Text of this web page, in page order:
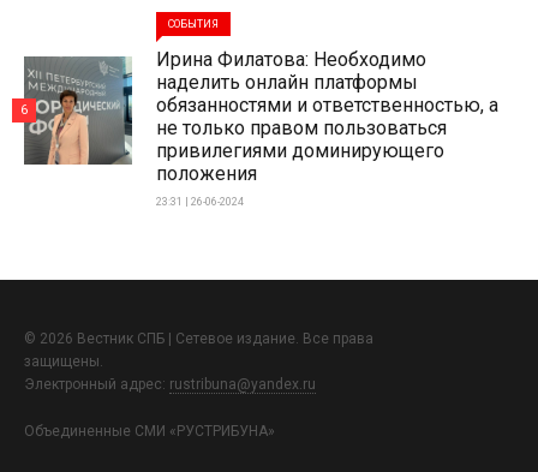
СОБЫТИЯ
Ирина Филатова: Необходимо
наделить онлайн платформы
обязанностями и ответственностью, а
не только правом пользоваться
привилегиями доминирующего
положения
23:31 | 26-06-2024
6
© 2026 Вестник СПБ | Сетевое издание. Все права
защищены.
Электронный адрес: rustribuna@yandex.ru
Объединенные СМИ «РУСТРИБУНА»